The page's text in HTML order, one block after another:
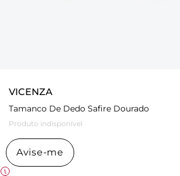
VICENZA
Tamanco De Dedo Safire Dourado
Produto indisponível
Avise-me